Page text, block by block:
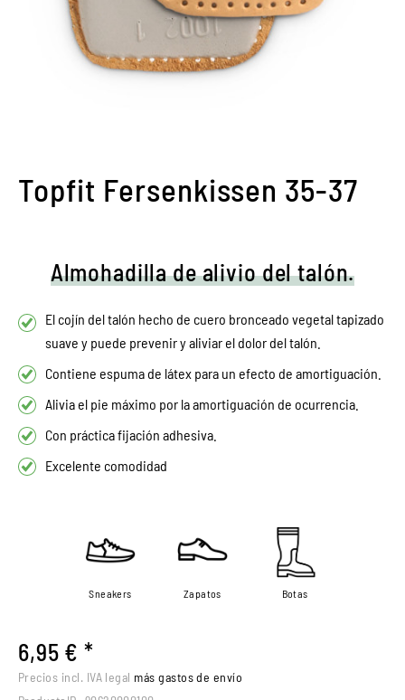
Topfit Fersenkissen 35-37
Almohadilla de alivio del talón.
El cojín del talón hecho de cuero bronceado vegetal tapizado
suave y puede prevenir y aliviar el dolor del talón.
Contiene espuma de látex para un efecto de amortiguación.
Alivia el pie máximo por la amortiguación de ocurrencia.
Con práctica fijación adhesiva.
Excelente comodidad
Sneakers Zapatos Botas
6,95 € *
Precios incl. IVA legal más gastos de envío